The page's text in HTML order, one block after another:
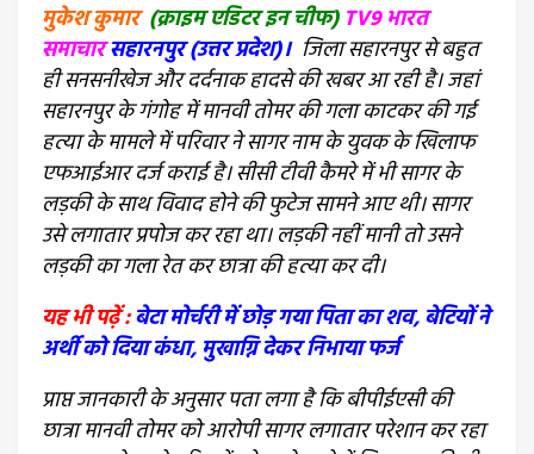
मुकेश कुमार (क्राइम एडिटर इन चीफ) TV9 भारत
समाचारसहारनपुर (उत्तर प्रदेश)। जिला सहारनपुर से बहुत
ही सनसनीखेज और दर्दनाक हादसे की खबर आ रही है। जहां
सहारनपुर के गंगोह में मानवी तोमर की गला काटकर की गई
हत्या के मामले में परिवार ने सागर नाम के युवक के खिलाफ
एफआईआर दर्ज कराई है। सीसी टीवी कैमरे में भी सागर के
लड़की के साथ विवाद होने की फुटेज सामने आए थी। सागर
उसे लगातार प्रपोज कर रहा था। लड़की नहीं मानी तो उसने
लड़की का गला रेत कर छात्रा की हत्या कर दी।
यह भी पढ़ें :बेटा मोर्चरी में छोड़ गया पिता का शव, बेटियों ने
अर्थी को दिया कंधा, मुखाग्नि देकर निभाया फर्ज
प्राप्त जानकारी के अनुसार पता लगा है कि बीपीईएसी की
छात्रा मानवी तोमर को आरोपी सागर लगातार परेशान कर रहा